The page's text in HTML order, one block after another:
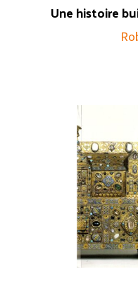
Une histoire